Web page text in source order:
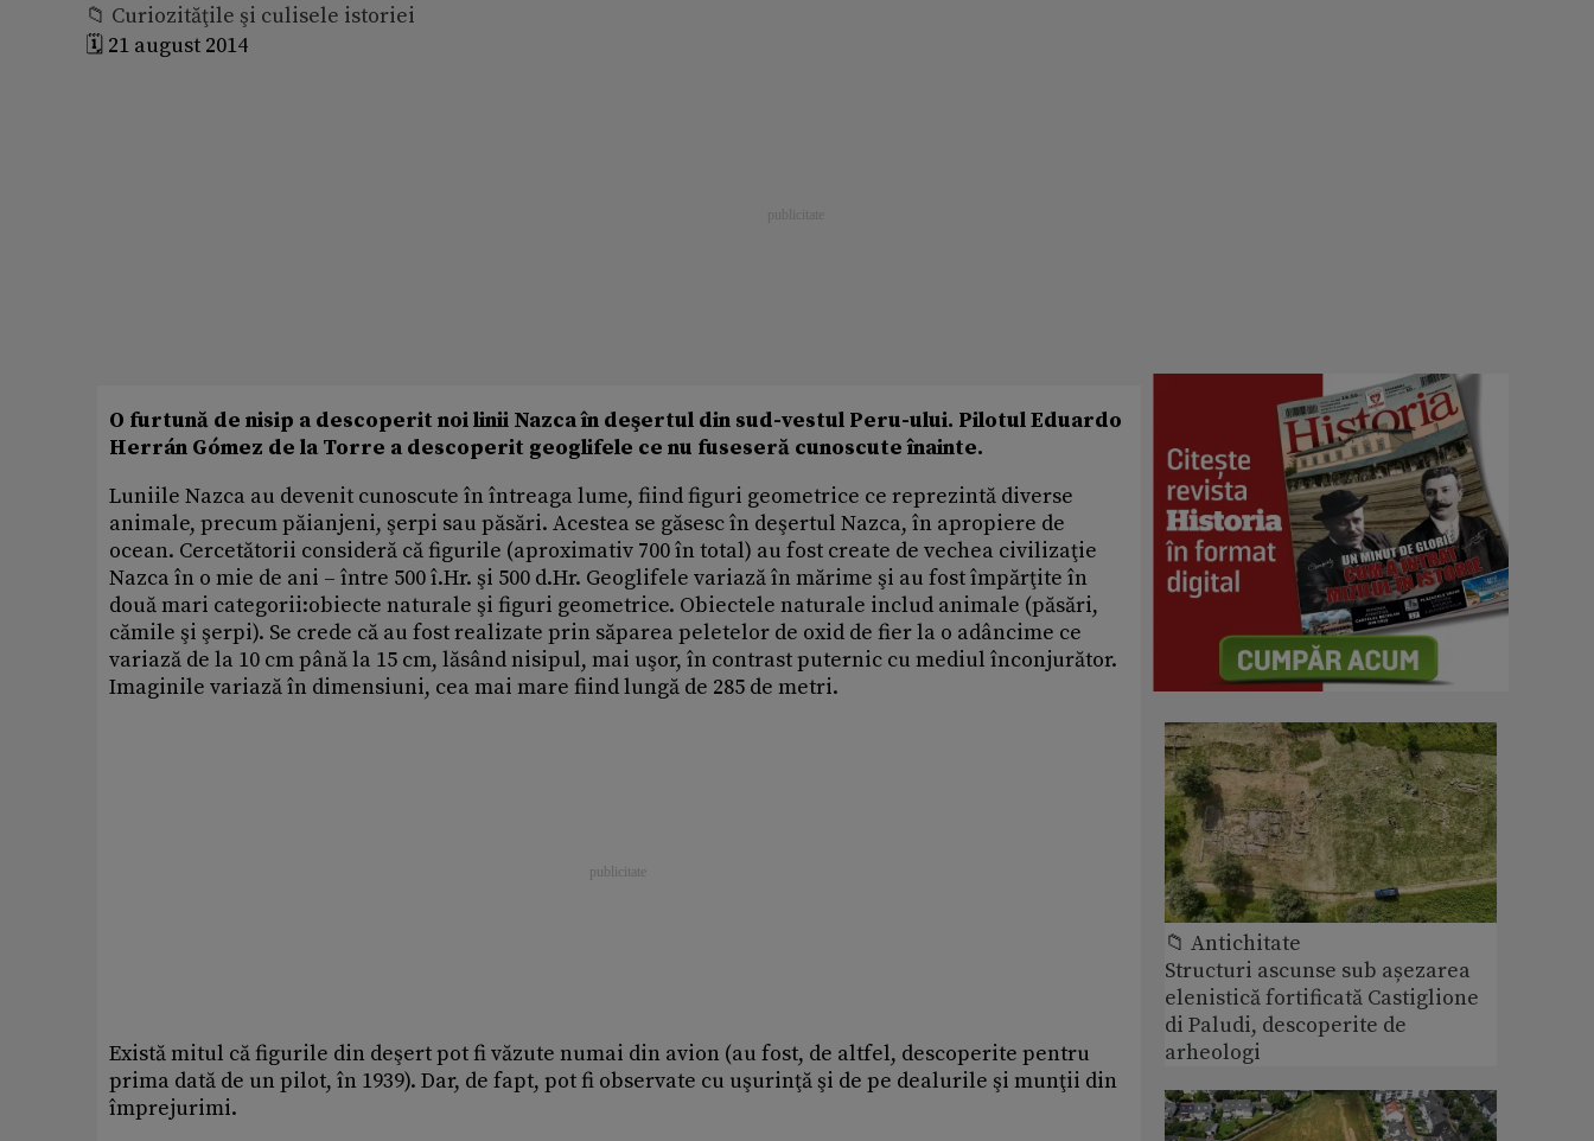
📁 Curiozităţile şi culisele istoriei
🗓️ 21 august 2014
O furtună de nisip a descoperit noi linii Nazca în deşertul din sud-vestul Peru-ului. Pilotul Eduardo
Herrán Gómez de la Torre a descoperit geoglifele ce nu fuseseră cunoscute înainte.
Luniile Nazca au devenit cunoscute în întreaga lume, fiind figuri geometrice ce reprezintă diverse
animale, precum păianjeni, şerpi sau păsări. Acestea se găsesc în deşertul Nazca, în apropiere de
ocean. Cercetătorii consideră că figurile (aproximativ 700 în total) au fost create de vechea civilizaţie
Nazca în o mie de ani – între 500 î.Hr. şi 500 d.Hr. Geoglifele variază în mărime şi au fost împărţite în
două mari categorii:obiecte naturale şi figuri geometrice. Obiectele naturale includ animale (păsări,
cămile şi şerpi). Se crede că au fost realizate prin săparea peletelor de oxid de fier la o adâncime ce
variază de la 10 cm până la 15 cm, lăsând nisipul, mai uşor, în contrast puternic cu mediul înconjurător.
Imaginile variază în dimensiuni, cea mai mare fiind lungă de 285 de metri.
Există mitul că figurile din deşert pot fi văzute numai din avion (au fost, de altfel, descoperite pentru
prima dată de un pilot, în 1939). Dar, de fapt, pot fi observate cu uşurinţă şi de pe dealurile şi munţii din
împrejurimi.
📁 Antichitate
Structuri ascunse sub așezarea
elenistică fortificată Castiglione
di Paludi, descoperite de
arheologi